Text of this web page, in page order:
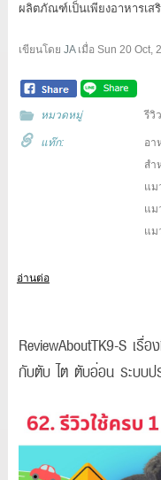
ผลิตภัณฑ์เป็นเพียงอาหารเ
เขียนโดย JAเมื่อ Sun 20 Oct,
หมวดหมู่ รีวิ
แท๊ก: อา
สำ
แม
แม
แม
อ่านต่อ
ReviewAboutTK9-S เ
กับตับ ไต ตับอ่อน ระบบป